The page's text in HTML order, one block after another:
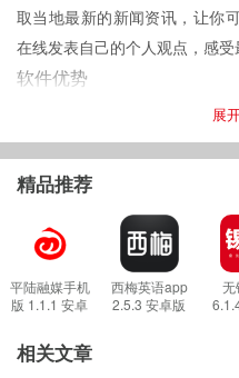
取当地最新的新闻资讯，让你
在线发表自己的个人观点，感
软件优势
1.平台内有很多类别的新闻栏
2.更加权威的评论信息实时都
的模式
3.每天都在更新诸多重大的新
的大事情
4.对于自己喜欢的优质内容也可
闻资讯
5.还有强大的影视短视频也可以
展
精品推荐
平陆融媒手机
版 1.1.1 安卓
西梅英语app
2.5.3 安卓版
无
相关文章